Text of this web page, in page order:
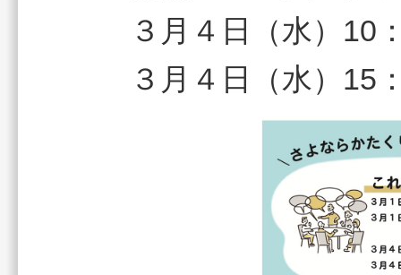
３月４日（水）
３月４日（水）